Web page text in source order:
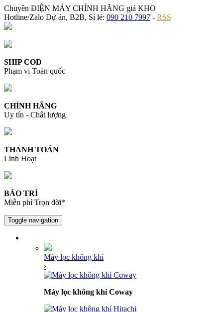
Chuyên ĐIỆN MÁY CHÍNH HÃNG giá KHO
Hotline/Zalo Dự án, B2B, Sỉ lẻ: 090 210 7997 - RSS
SHIP COD
Phạm vi Toàn quốc
CHÍNH HÃNG
Uy tín - Chất lượng
THANH TOÁN
Linh Hoạt
BẢO TRÌ
Miễn phí Trọn đời*
Toggle navigation
Máy lọc không khí
›
Máy lọc không khí Coway